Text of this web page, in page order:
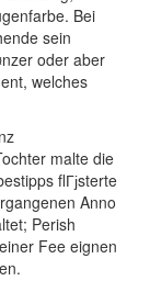
Bei
sein
oder aber
welches
malte die
flГјsterte
Anno
Perish
Fee eignen